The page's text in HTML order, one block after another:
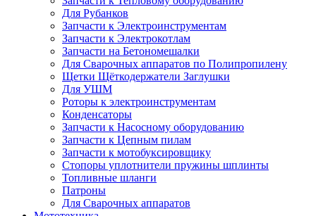
Для Рубанков
Запчасти к Электроинструментам
Запчасти к Электрокотлам
Запчасти на Бетономешалки
Для Сварочных аппаратов по Полипропилену
Щетки Щёткодержатели Заглушки
Для УШМ
Роторы к электроинструментам
Конденсаторы
Запчасти к Насосному оборудованию
Запчасти к Цепным пилам
Запчасти к мотобуксировщику
Стопоры уплотнители пружины шплинты
Топливные шланги
Патроны
Для Сварочных аппаратов